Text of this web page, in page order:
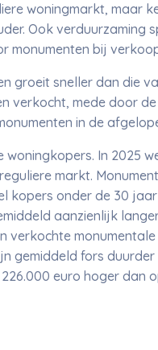
woningmarkt, maar
Ook verduurzaming
monumenten bij
groeit sneller dan die
verkocht, mede door
in de
In 2025
markt.
kopers onder de 30
aanzienlijk
gemiddeld fors
euro hoger dan